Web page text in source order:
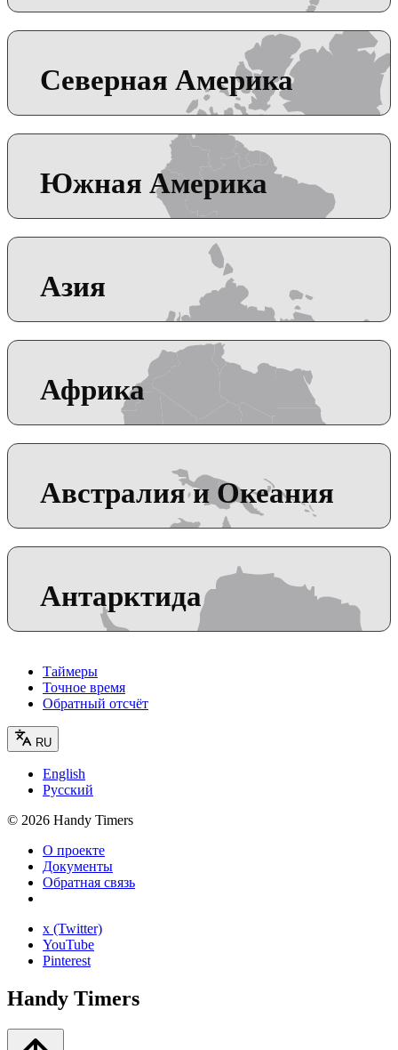
Северная Америка
Южная Америка
Азия
Африка
Австралия и Океания
Антарктида
Таймеры
Точное время
Обратный отсчёт
RU
English
Русский
© 2026 Handy Timers
О проекте
Документы
Обратная связь
x (Twitter)
YouTube
Pinterest
Handy Timers